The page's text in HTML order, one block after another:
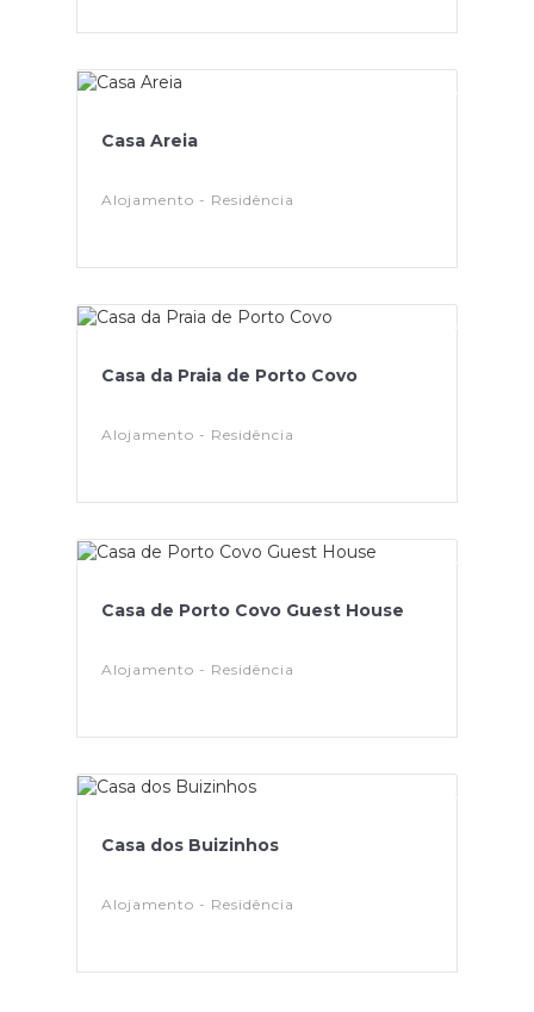
Casa Areia
Alojamento - Residência
Casa da Praia de Porto Covo
Alojamento - Residência
Casa de Porto Covo Guest House
Alojamento - Residência
Casa dos Buizinhos
Alojamento - Residência